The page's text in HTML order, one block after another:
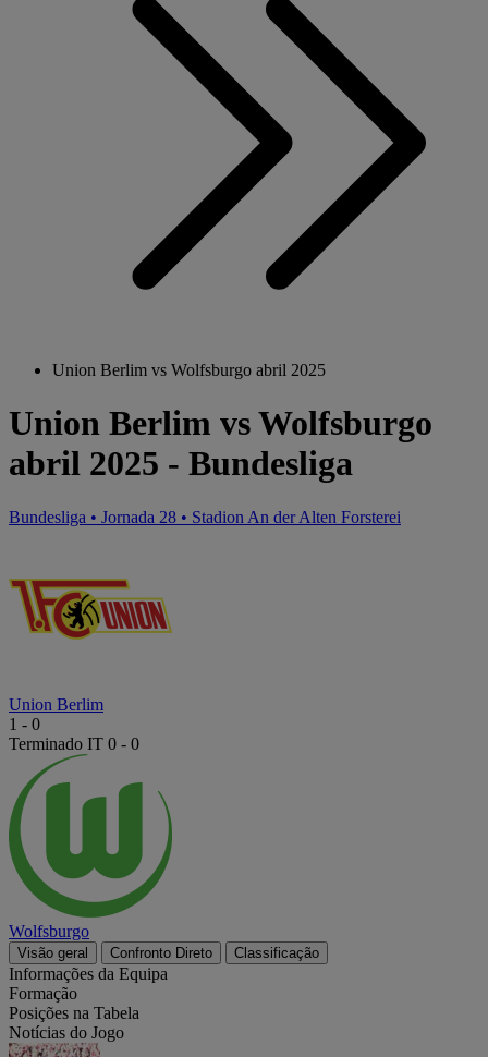
Union Berlim vs Wolfsburgo abril 2025
Union Berlim vs Wolfsburgo
abril 2025 - Bundesliga
Bundesliga • Jornada 28 • Stadion An der Alten Forsterei
Union Berlim
1 - 0
Terminado IT 0 - 0
Wolfsburgo
Visão geral Confronto Direto Classificação
Informações da Equipa
Formação
Posições na Tabela
Notícias do Jogo